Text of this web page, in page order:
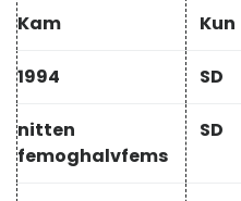
Kam Kun
1994 SD
nitten
femoghalvfems
SD